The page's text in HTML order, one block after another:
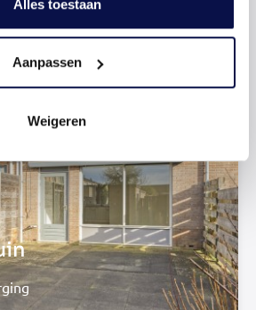
Alles toestaan
Aanpassen
Weigeren